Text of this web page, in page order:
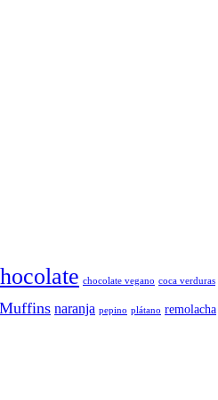
chocolate vegano coca verduras
Muffins naranja pepino plátano remolacha